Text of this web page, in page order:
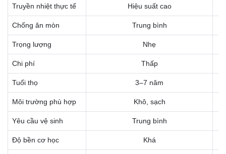
Truyền nhiệt thực tế Hiệu suất cao
Chống ăn mòn Trung bình
Trọng lượng Nhẹ
Chi phí Thấp
Tuổi thọ 3–7 năm
Môi trường phù hợp Khô, sạch
Yêu cầu vệ sinh Trung bình
Độ bền cơ học Khá